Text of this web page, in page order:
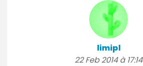
limipl
22 Feb 2014 à 17:14